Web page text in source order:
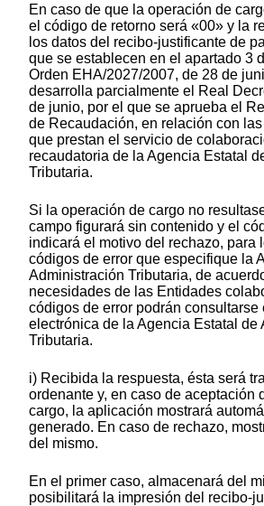
En caso de que la operación de
el código de retorno será «00» y la
los datos del recibo-justificante de
que se establecen en el apartado 3
Orden EHA/2027/2007, de 28 de
desarrolla parcialmente el Real
de junio, por el que se aprueba el
de Recaudación, en relación con
que prestan el servicio de
recaudatoria de la Agencia Estatal
Tributaria.
Si la operación de cargo no
campo figurará sin contenido y el
indicará el motivo del rechazo, para
códigos de error que especifique la
Administración Tributaria, de
necesidades de las Entidades
códigos de error podrán consultarse
electrónica de la Agencia Estatal de
Tributaria.
i) Recibida la respuesta, ésta será
ordenante y, en caso de aceptación
cargo, la aplicación mostrará
generado. En caso de rechazo,
del mismo.
En el primer caso, almacenará del
posibilitará la impresión del recibo-